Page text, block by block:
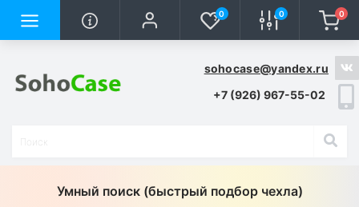
0 0 0
sohocase@yandex.ru
+7 (926) 967-55-02
Умный поиск (быстрый подбор чехла)